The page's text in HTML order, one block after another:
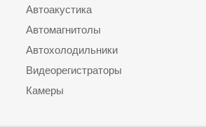
Автоакустика
Автомагнитолы
Автохолодильники
Видеорегистраторы
Камеры